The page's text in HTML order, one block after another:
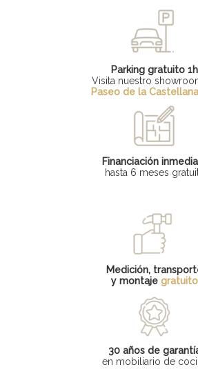
Parking gratuito 1h
Visita nuestro
Paseo de la
Financiación
hasta 6 meses
Medición,
y montaje gratuito
30 años de
en mobiliario de